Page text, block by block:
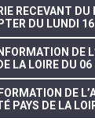
RECEVANT
DU LUNDI
DE
LA LOIRE DU
DE
PAYS DE LA